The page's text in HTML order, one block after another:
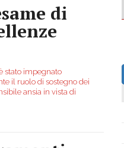
di
stato impegnato
il ruolo di sostegno dei
ansia in vista di